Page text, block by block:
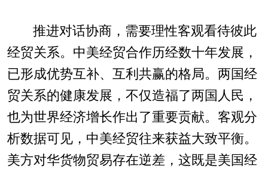
推进对话协商，需要理性客观看待彼此
经贸关系。中美经贸合作历经数十年发展，
已形成优势互补、互利共赢的格局。两国经
贸关系的健康发展，不仅造福了两国人民，
也为世界经济增长作出了重要贡献。客观分
析数据可见，中美经贸往来获益大致平衡。
美方对华货物贸易存在逆差，这既是美国经